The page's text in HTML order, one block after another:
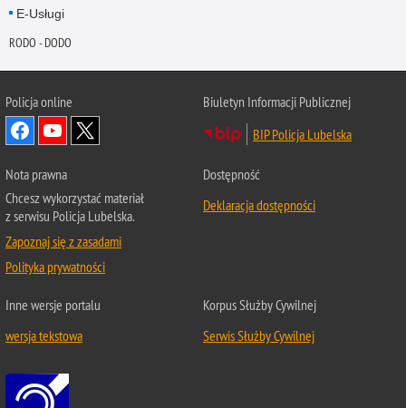
E-Usługi
RODO - DODO
Policja online
Biuletyn Informacji Publicznej
BIP Policja Lubelska
Nota prawna
Chcesz wykorzystać materiał
z serwisu Policja Lubelska.
Zapoznaj się z zasadami
Polityka prywatności
Dostępność
Deklaracja dostępności
Inne wersje portalu
wersja tekstowa
Korpus Służby Cywilnej
Serwis Służby Cywilnej